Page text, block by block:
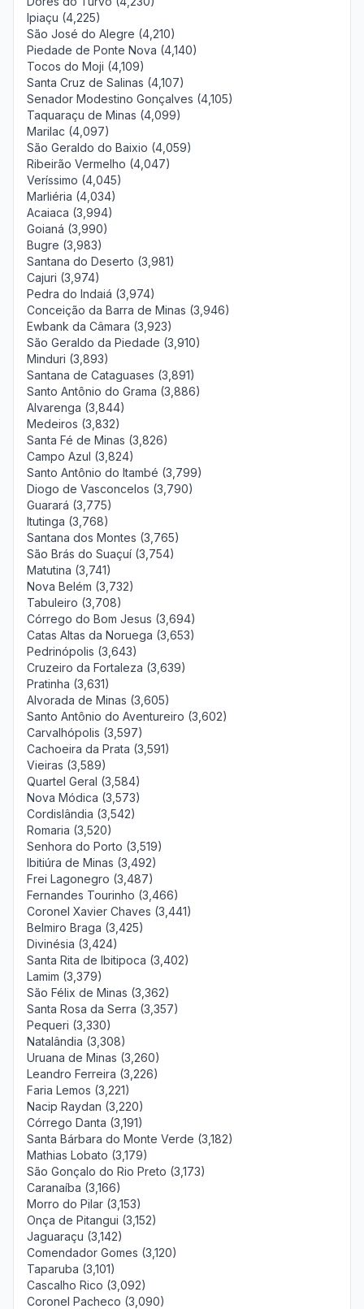
Ipiaçu (4,225)
São José do Alegre (4,210)
Piedade de Ponte Nova (4,140)
Tocos do Moji (4,109)
Santa Cruz de Salinas (4,107)
Senador Modestino Gonçalves (4,105)
Taquaraçu de Minas (4,099)
Marilac (4,097)
São Geraldo do Baixio (4,059)
Ribeirão Vermelho (4,047)
Veríssimo (4,045)
Marliéria (4,034)
Acaiaca (3,994)
Goianá (3,990)
Bugre (3,983)
Santana do Deserto (3,981)
Cajuri (3,974)
Pedra do Indaiá (3,974)
Conceição da Barra de Minas (3,946)
Ewbank da Câmara (3,923)
São Geraldo da Piedade (3,910)
Minduri (3,893)
Santana de Cataguases (3,891)
Santo Antônio do Grama (3,886)
Alvarenga (3,844)
Medeiros (3,832)
Santa Fé de Minas (3,826)
Campo Azul (3,824)
Santo Antônio do Itambé (3,799)
Diogo de Vasconcelos (3,790)
Guarará (3,775)
Itutinga (3,768)
Santana dos Montes (3,765)
São Brás do Suaçuí (3,754)
Matutina (3,741)
Nova Belém (3,732)
Tabuleiro (3,708)
Córrego do Bom Jesus (3,694)
Catas Altas da Noruega (3,653)
Pedrinópolis (3,643)
Cruzeiro da Fortaleza (3,639)
Pratinha (3,631)
Alvorada de Minas (3,605)
Santo Antônio do Aventureiro (3,602)
Carvalhópolis (3,597)
Cachoeira da Prata (3,591)
Vieiras (3,589)
Quartel Geral (3,584)
Nova Módica (3,573)
Cordislândia (3,542)
Romaria (3,520)
Senhora do Porto (3,519)
Ibitiúra de Minas (3,492)
Frei Lagonegro (3,487)
Fernandes Tourinho (3,466)
Coronel Xavier Chaves (3,441)
Belmiro Braga (3,425)
Divinésia (3,424)
Santa Rita de Ibitipoca (3,402)
Lamim (3,379)
São Félix de Minas (3,362)
Santa Rosa da Serra (3,357)
Pequeri (3,330)
Natalândia (3,308)
Uruana de Minas (3,260)
Leandro Ferreira (3,226)
Faria Lemos (3,221)
Nacip Raydan (3,220)
Córrego Danta (3,191)
Santa Bárbara do Monte Verde (3,182)
Mathias Lobato (3,179)
São Gonçalo do Rio Preto (3,173)
Caranaíba (3,166)
Morro do Pilar (3,153)
Onça de Pitangui (3,152)
Jaguaraçu (3,142)
Comendador Gomes (3,120)
Taparuba (3,101)
Cascalho Rico (3,092)
Coronel Pacheco (3,090)